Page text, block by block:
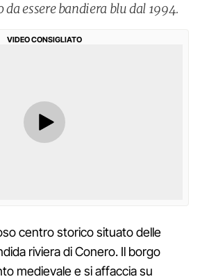
essere bandiera blu dal 1994.
VIDEO CONSIGLIATO
centro storico situato delle
riviera di Conero. Il borgo
medievale e si affaccia su